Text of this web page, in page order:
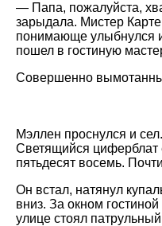
— Папа, пожалуйста,
зарыдала. Мистер
понимающе улыбнулся
пошел в гостиную
Совершенно
Мэллен проснулся и
Светящийся циферблат
пятьдесят восемь.
Он встал, натянул
вниз. За окном
улице стоял